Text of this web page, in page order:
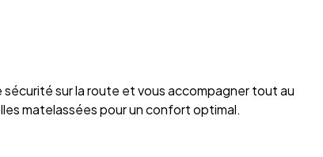
sur la route et vous accompagner tout au
matelassées pour un confort optimal.